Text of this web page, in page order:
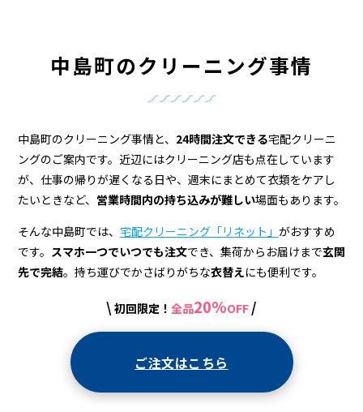
宅
配
ク
リ
ー
中島町のクリーニング事情
中島町のクリーニング事情と、 24時間注文できる宅配クリーニ
ングのご案内です。近辺にはクリーニング店も点在しています
が、仕事の帰りが遅くなる日や、週末にまとめて衣類をケアし
たいときなど、 営業時間内の持ち込みが難しい場面もあります。
そんな中島町では、 宅配クリーニング「リネット」 がおすすめ
です。 スマホ一つでいつでも注文でき、集荷からお届けまで玄関
先で完結。持ち運びでかさばりがちな衣替えにも便利です。
\ 初回限定！ 全品20%OFF /
ご注文はこちら